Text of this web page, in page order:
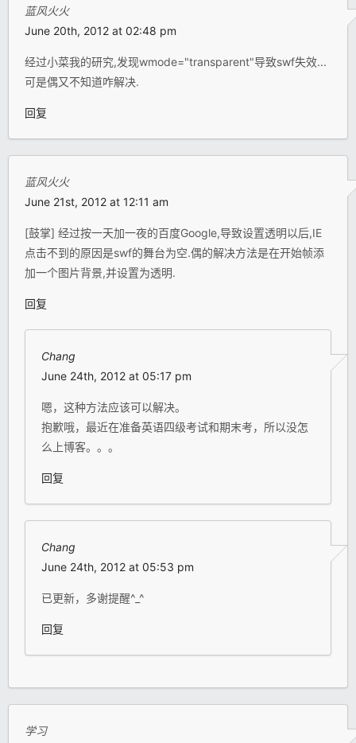
蓝风火火
June 20th, 2012 at 02:48 pm
经过小菜我的研究,发现wmode="transparent"导致swf失效...
可是偶又不知道咋解决.
回复
蓝风火火
June 21st, 2012 at 12:11 am
[鼓掌] 经过按一天加一夜的百度Google,导致设置透明以后,IE
点击不到的原因是swf的舞台为空.偶的解决方法是在开始帧添
加一个图片背景,并设置为透明.
回复
Chang
June 24th, 2012 at 05:17 pm
嗯，这种方法应该可以解决。
抱歉哦，最近在准备英语四级考试和期末考，所以没怎
么上博客。。。
回复
Chang
June 24th, 2012 at 05:53 pm
已更新，多谢提醒^_^
回复
学习